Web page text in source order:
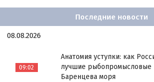
Последние новости
08.08.2026
09:02
Анатомия уступки: как
лучшие рыбопромысловые
Баренцева моря